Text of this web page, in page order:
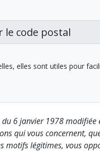
elles sont utiles pour
6 janvier 1978 modifiée
qui vous concernent,
motifs légitimes, vous